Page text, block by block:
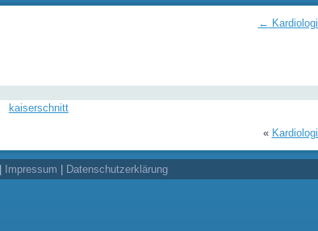
←
kaiserschnitt
«
Impressum Datenschutzerklärung